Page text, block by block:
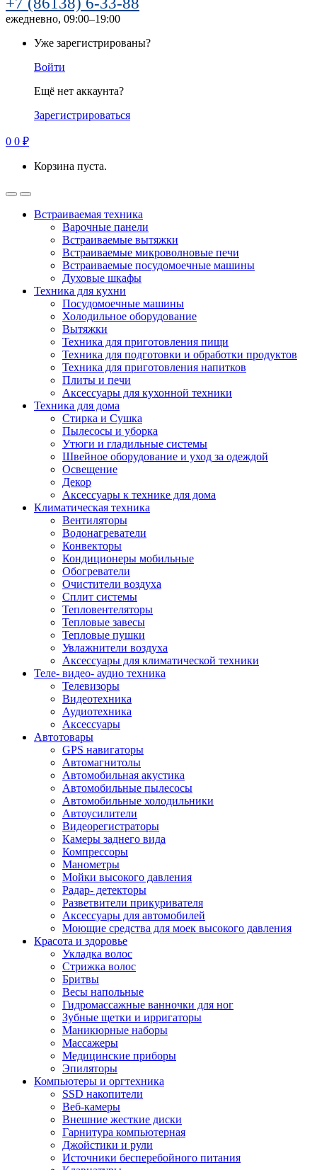
ежедневно, 09:00–19:00
Уже зарегистрированы?
Войти
Ещё нет аккаунта?
Зарегистрироваться
0 0 ₽
Корзина пуста.
Встраиваемая техника
Варочные панели
Встраиваемые вытяжки
Встраиваемые микроволновые печи
Встраиваемые посудомоечные машины
Духовые шкафы
Техника для кухни
Посудомоечные машины
Холодильное оборудование
Вытяжки
Техника для приготовления пищи
Техника для подготовки и обработки продуктов
Техника для приготовления напитков
Плиты и печи
Аксессуары для кухонной техники
Техника для дома
Стирка и Сушка
Пылесосы и уборка
Утюги и гладильные системы
Швейное оборудование и уход за одеждой
Освещение
Декор
Аксессуары к технике для дома
Климатическая техника
Вентиляторы
Водонагреватели
Конвекторы
Кондиционеры мобильные
Обогреватели
Очистители воздуха
Сплит системы
Тепловентеляторы
Тепловые завесы
Тепловые пушки
Увлажнители воздуха
Аксессуары для климатической техники
Теле- видео- аудио техника
Телевизоры
Видеотехника
Аудиотехника
Аксессуары
Автотовары
GPS навигаторы
Автомагнитолы
Автомобильная акустика
Автомобильные пылесосы
Автомобильные холодильники
Автоусилители
Видеорегистраторы
Камеры заднего вида
Компрессоры
Манометры
Мойки высокого давления
Радар- детекторы
Разветвители прикуривателя
Аксессуары для автомобилей
Моющие средства для моек высокого давления
Красота и здоровье
Укладка волос
Стрижка волос
Бритвы
Весы напольные
Гидромассажные ванночки для ног
Зубные щетки и ирригаторы
Маникюрные наборы
Массажеры
Медицинские приборы
Эпиляторы
Компьютеры и оргтехника
SSD накопители
Веб-камеры
Внешние жесткие диски
Гарнитура компьютерная
Джойстики и рули
Источники бесперебойного питания